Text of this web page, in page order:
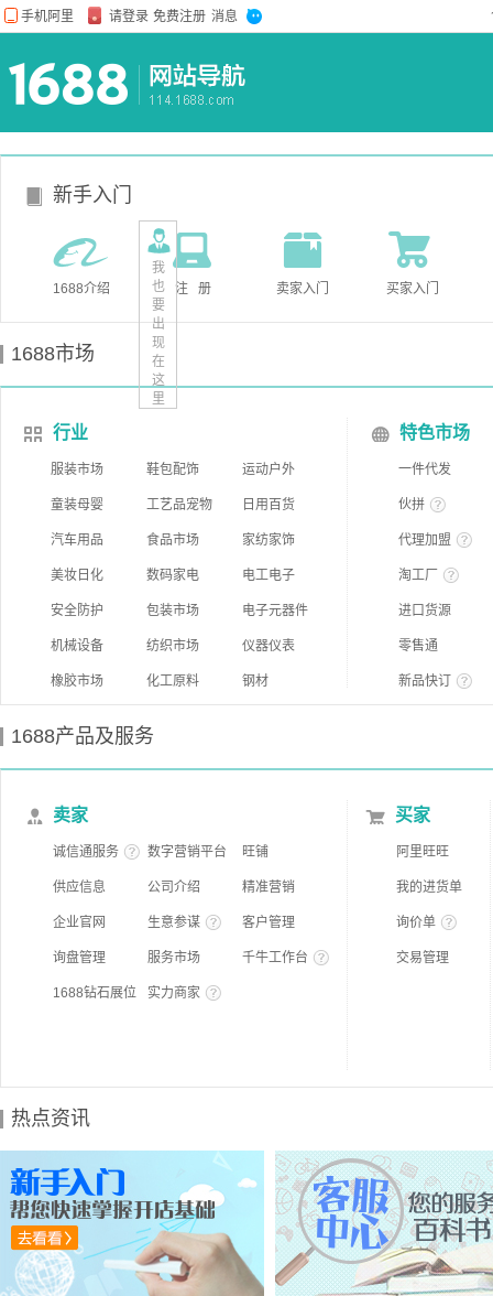
新手入门
1688介绍 注 册 卖家入门 买家入门
1688市场
行业
服装市场 鞋包配饰 运动户外
童装母婴 工艺品宠物 日用百货
汽车用品 食品市场 家纺家饰
美妆日化 数码家电 电工电子
安全防护 包装市场 电子元器件
机械设备 纺织市场 仪器仪表
橡胶市场 化工原料 钢材
特色市场
一件代发
伙拼
代理加盟
淘工厂
进口货源
零售通
新品快订
1688产品及服务
卖家
诚信通服务 数字营销平台 旺铺
供应信息 公司介绍 精准营销
企业官网 生意参谋 客户管理
询盘管理 服务市场 千牛工作台
1688钻石展位 实力商家
买家
阿里旺旺
我的进货单
询价单
交易管理
热点资讯
我
也
要
出
现
在
这
里